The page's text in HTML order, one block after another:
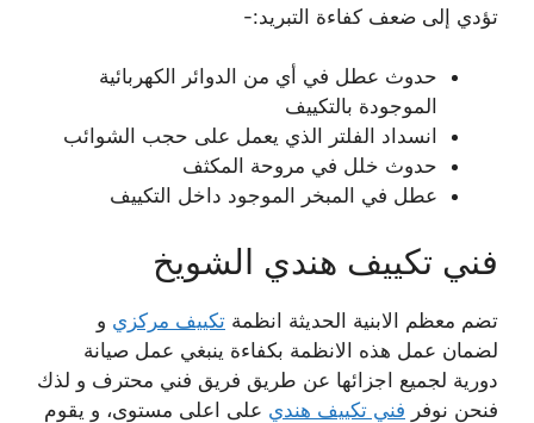
تؤدي إلى ضعف كفاءة التبريد:-
حدوث عطل في أي من الدوائر الكهربائية
الموجودة بالتكييف
انسداد الفلتر الذي يعمل على حجب الشوائب
حدوث خلل في مروحة المكثف
عطل في المبخر الموجود داخل التكييف
فني تكييف هندي الشويخ
تضم معظم الابنية الحديثة انظمة تكييف مركزي و
لضمان عمل هذه الانظمة بكفاءة ينبغي عمل صيانة
دورية لجميع اجزائها عن طريق فريق فني محترف و لذك
فنحن نوفر فني تكييف هندي على اعلى مستوى، و يقوم